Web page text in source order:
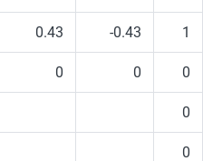
0.43 -0.43 1
0 0 0
0
0